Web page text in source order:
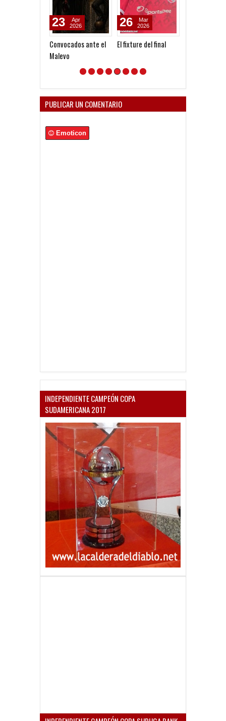
Convocados ante el
Malevo
23
Apr
2026
El fixture del final
26
Mar
2026
PUBLICAR UN COMENTARIO
Emoticon
INDEPENDIENTE CAMPEÓN COPA
SUDAMERICANA 2017